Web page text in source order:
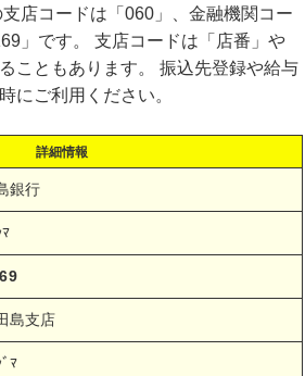
店コードは「060」、金融機関コー
」です。 支店コードは「店番」や
こともあります。 振込先登録や給与
にご利用ください。
詳細情報
銀行
島支店
ﾏ